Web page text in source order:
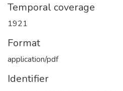
Temporal coverage
1921
Format
application/pdf
Identifier